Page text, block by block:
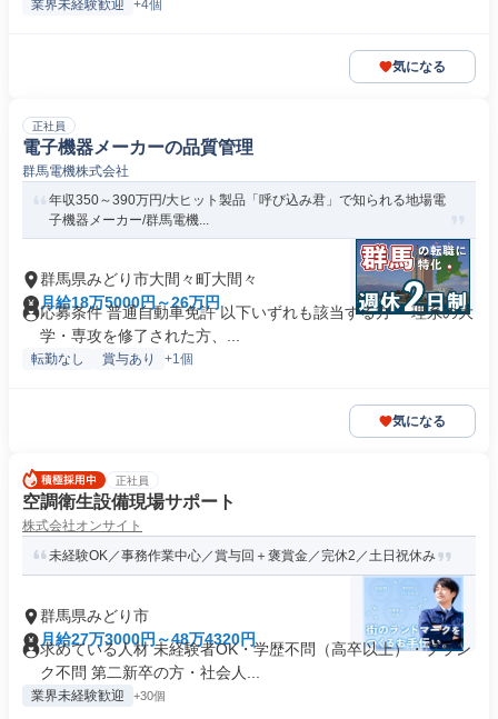
業界未経験歓迎 +4個
気になる
正社員
電子機器メーカーの品質管理
群馬電機株式会社
年収350～390万円/大ヒット製品「呼び込み君」で知られる地場電
子機器メーカー/群馬電機...
群馬県みどり市大間々町大間々
月給18万5000円～26万円
応募条件 普通自動車免許 以下いずれも該当する方 ・理系の大
学・専攻を修了された方、...
転勤なし 賞与あり +1個
気になる
正社員
空調衛生設備現場サポート
株式会社オンサイト
未経験OK／事務作業中心／賞与回＋褒賞金／完休2／土日祝休み
群馬県みどり市
月給27万3000円～48万4320円
求めている人材 未経験者OK・学歴不問（高卒以上）・ブラン
ク不問 第二新卒の方・社会人...
業界未経験歓迎 +30個